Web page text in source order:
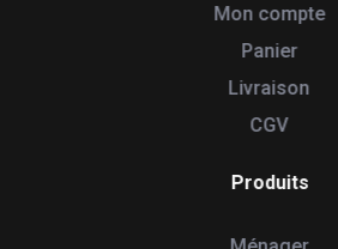
Mon compte
Panier
Livraison
CGV
Produits